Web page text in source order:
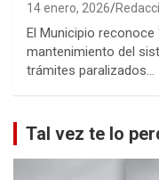
14 enero, 2026
El Municipio
mantenimiento del
trámites paralizados…
Tal vez te lo